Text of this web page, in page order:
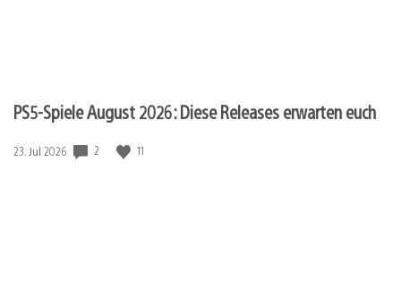
PS5-Spiele August 2026: Diese Releases erwarten euch
Veröffentlichungsdatum:
23. Jul 2026 2 11